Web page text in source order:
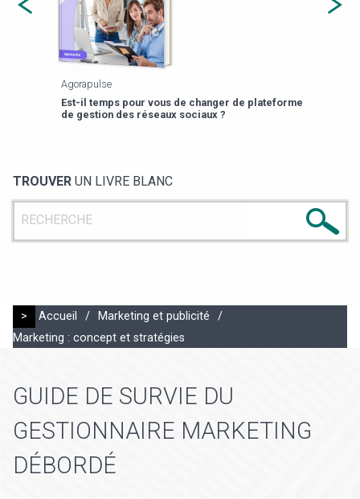
Agorapulse
Est-il temps pour vous de changer de plateforme
de gestion des réseaux sociaux ?
TROUVER UN LIVRE BLANC
> Accueil / Marketing et publicité
/
Marketing : concept et stratégies
GUIDE DE SURVIE DU
GESTIONNAIRE MARKETING
DÉBORDÉ